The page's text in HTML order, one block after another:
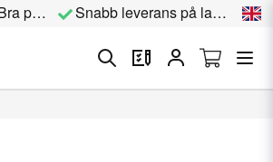
priser Snabb leverans på lagervara